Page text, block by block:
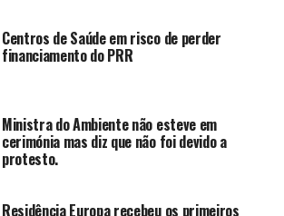
Centros de Saúde em risco de perder
financiamento do PRR
Ministra do Ambiente não esteve em
cerimónia mas diz que não foi devido a
protesto.
Residência Europa recebeu os primeiros